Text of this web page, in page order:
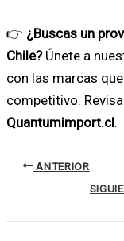
👉 ¿Buscas un
Chile?Únete a
con las marcas
competitivo.
Quantumimport.cl.
ANTERIOR